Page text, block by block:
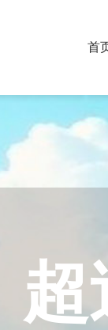
超
首